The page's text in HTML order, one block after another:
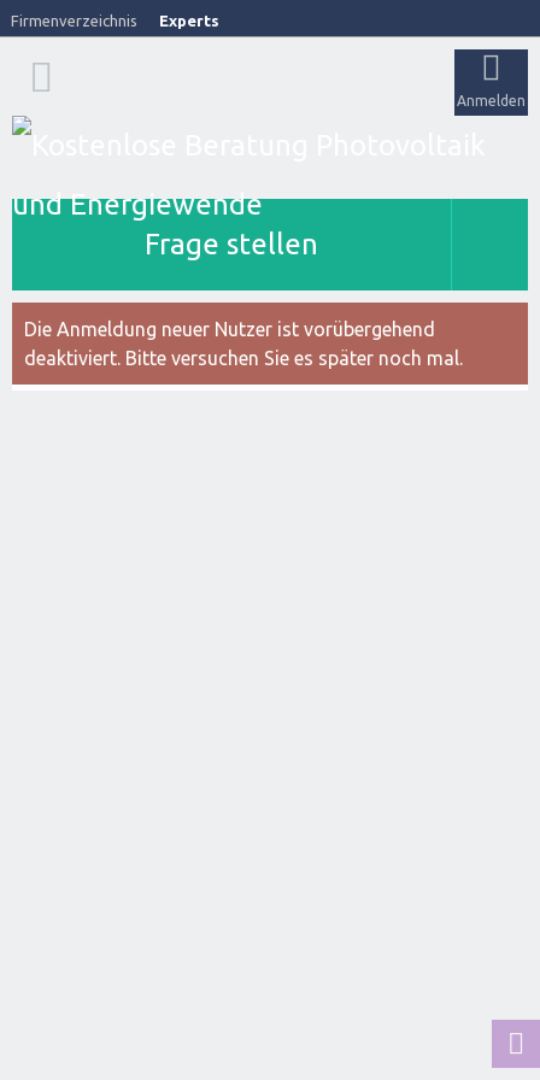
Firmenverzeichnis Experts
Anmelden
Frage stellen
Die Anmeldung neuer Nutzer ist vorübergehend
deaktiviert. Bitte versuchen Sie es später noch mal.